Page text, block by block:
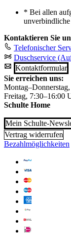
* Bei allen
Kontaktieren Sie
Telefonischer
Duschservice
Kontaktformular
Sie erreichen uns:
Freitag, 7:30–16:00
Schulte Home
Mein Schulte-
Vertrag widerrufen
Bezahlmöglichkeiten